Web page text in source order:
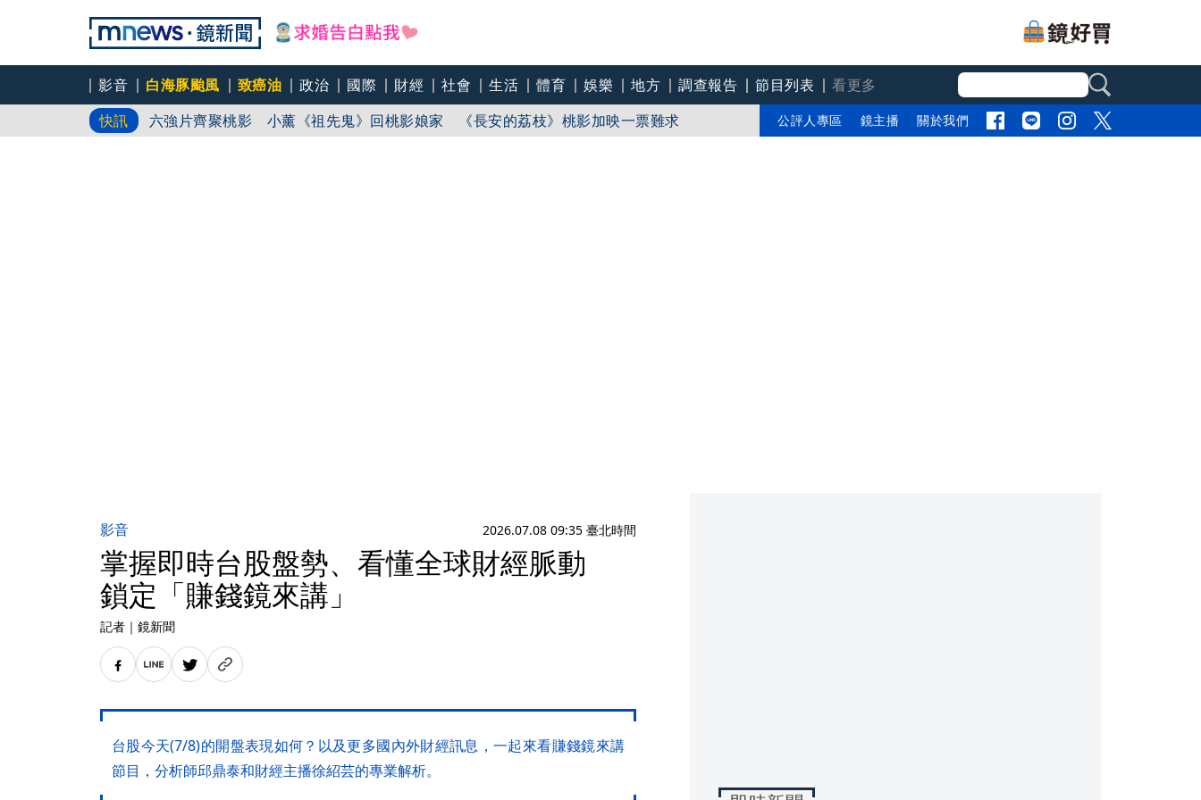
影音 白海豚颱風 致癌油 政治 國際 財經 社會 生活 體育 娛樂 地方 調查報告 節目列表
看更多
快訊
六強片齊聚桃影 小薰《祖先鬼》回桃影娘家 《長安的荔枝》桃影加映一票難求
慈濟買BNT遇詐！藍白昔嗆政府擋疫苗「必遭天譴」迴力鏢來了 荒謬語錄一次看
公評人專區 鏡主播 關於我們
影音 2026.07.08 09:35 臺北時間
掌握即時台股盤勢、看懂全球財經脈動
鎖定「賺錢鏡來講」
記者 ｜ 鏡新聞
台股今天(7/8)的開盤表現如何？以及更多國內外財經訊息，一起來看賺錢鏡來講
節目，分析師邱鼎泰和財經主播徐紹芸的專業解析。